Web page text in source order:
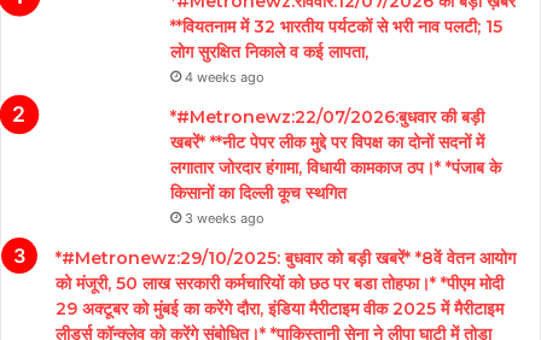
**वियतनाम में 32 भारतीय पर्यटकों से भरी नाव पलटी; 15
लोग सुरक्षित निकाले व कई लापता,
4 weeks ago
*#Metronewz:22/07/2026:बुधवार की बड़ी
खबरें* **नीट पेपर लीक मुद्दे पर विपक्ष का दोनों सदनों में
लगातार जोरदार हंगामा, विधायी कामकाज ठप।* *पंजाब के
किसानों का दिल्ली कूच स्थगित
3 weeks ago
*#Metronewz:29/10/2025: बुधवार को बड़ी खबरें* *8वें वेतन आयोग
को मंजूरी, 50 लाख सरकारी कर्मचारियों को छठ पर बडा तोहफा।* *पीएम मोदी
29 अक्टूबर को मुंबई का करेंगे दौरा, इंडिया मैरीटाइम वीक 2025 में मैरीटाइम
लीडर्स कॉन्क्लेव को करेंगे संबोधित।* *पाकिस्तानी सेना ने लीपा घाटी में तोड़ा